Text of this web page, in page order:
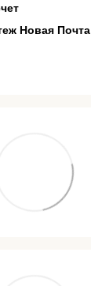
Новая Почта